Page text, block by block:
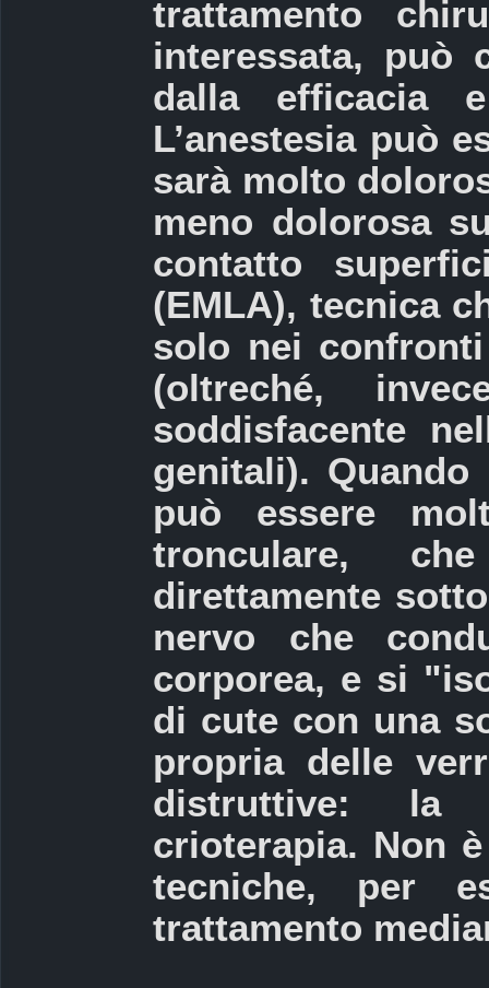
trattamento
interessata, può
dalla efficacia
L’anestesia può
sarà molto
meno dolorosa
contatto
(EMLA), tecnica
solo nei
(oltreché,
soddisfacente
genitali).
può essere
tronculare,
direttamente
nervo che
corporea, e si
di cute con una
propria delle
distruttive: la
crioterapia. Non
tecniche, per
trattamento